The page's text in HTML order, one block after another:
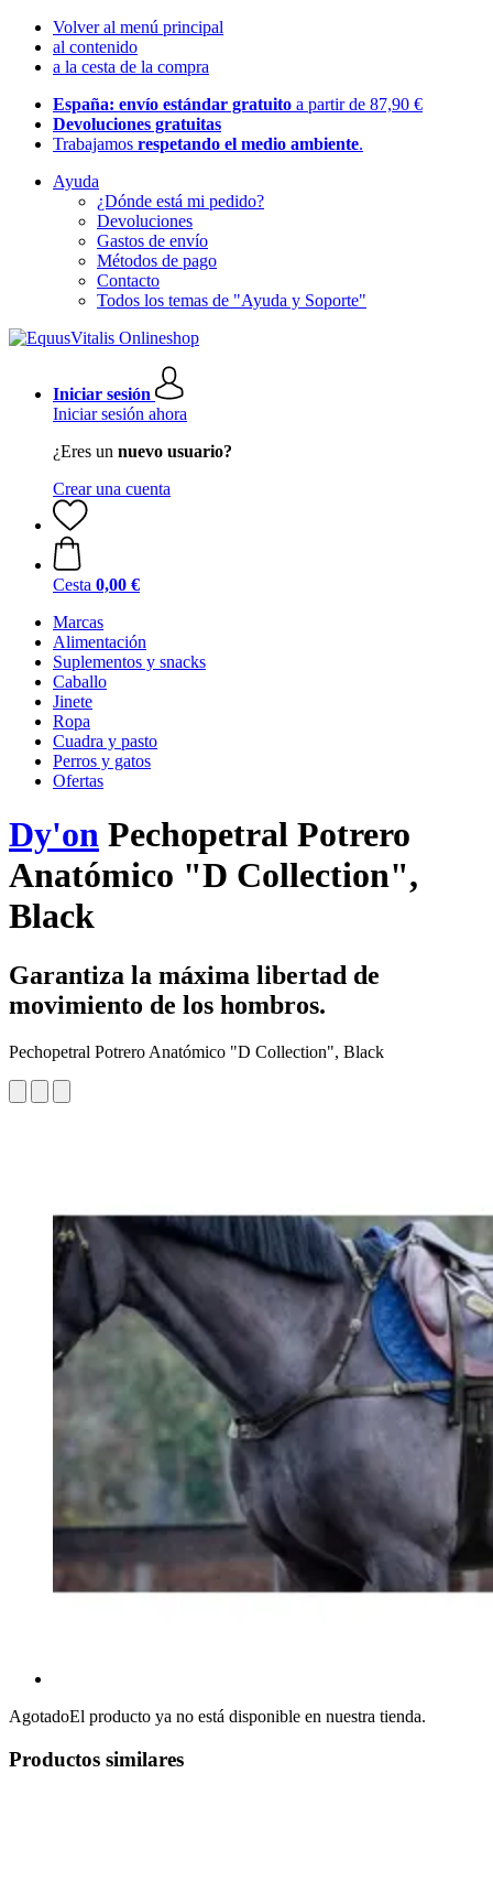
Volver al menú principal
al contenido
a la cesta de la compra
España: envío estándar gratuito a partir de 87,90 €
Devoluciones gratuitas
Trabajamos respetando el medio ambiente.
Ayuda
¿Dónde está mi pedido?
Devoluciones
Gastos de envío
Métodos de pago
Contacto
Todos los temas de "Ayuda y Soporte"
Iniciar sesión
Iniciar sesión ahora
¿Eres un nuevo usuario?
Crear una cuenta
Cesta 0,00 €
Marcas
Alimentación
Suplementos y snacks
Caballo
Jinete
Ropa
Cuadra y pasto
Perros y gatos
Ofertas
Dy'on Pechopetral Potrero
Anatómico "D Collection",
Black
Garantiza la máxima libertad de
movimiento de los hombros.
Pechopetral Potrero Anatómico "D Collection", Black
AgotadoEl producto ya no está disponible en nuestra tienda.
Productos similares